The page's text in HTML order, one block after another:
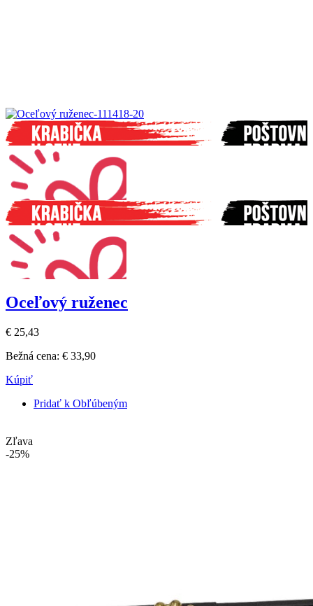
Oceľový ruženec
€ 25,43
Bežná cena: € 33,90
Kúpiť
Pridať k Obľúbeným
Zľava
-25%